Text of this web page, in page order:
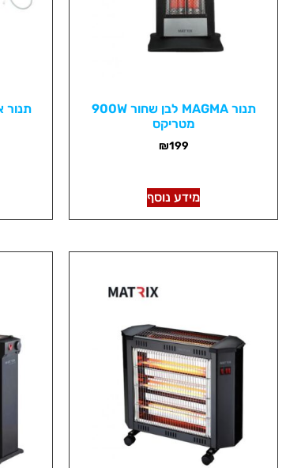
תנור MAGMA לבן שחור 900W
מטריקס
₪199
מידע נוסף